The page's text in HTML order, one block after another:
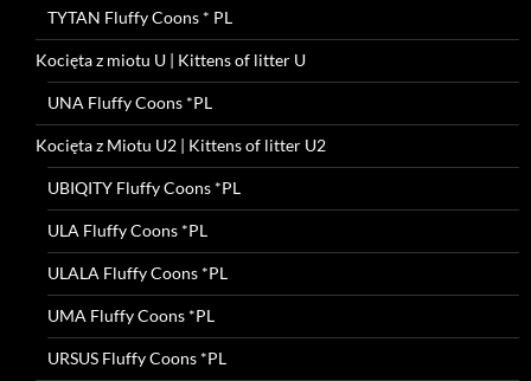
TYTAN Fluffy Coons * PL
Kocięta z miotu U | Kittens of litter U
UNA Fluffy Coons *PL
Kocięta z Miotu U2 | Kittens of litter U2
UBIQITY Fluffy Coons *PL
ULA Fluffy Coons *PL
ULALA Fluffy Coons *PL
UMA Fluffy Coons *PL
URSUS Fluffy Coons *PL